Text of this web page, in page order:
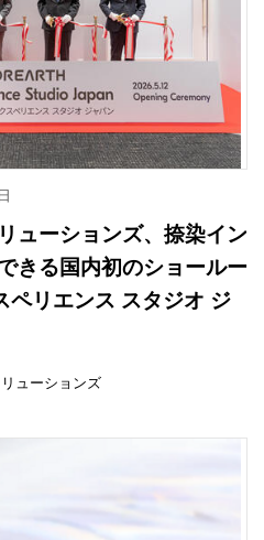
ューションズ、捺染イン
きる国内初のショールー
ペリエンス スタジオ ジ
ューションズ